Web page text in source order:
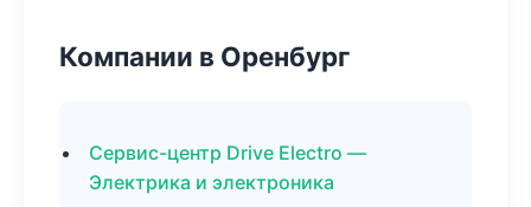
Компании в Оренбург
Сервис-центр Drive Electro —
Электрика и электроника